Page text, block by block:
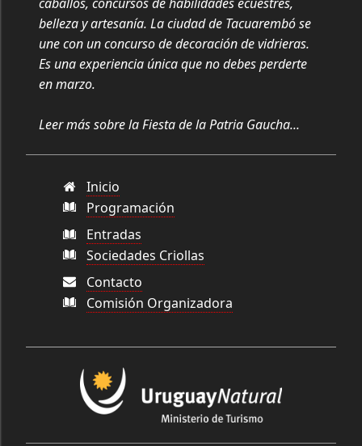
belleza y artesanía. La ciudad de Tacuarembó se
une con un concurso de decoración de vidrieras.
Es una experiencia única que no debes perderte
en marzo.
Leer más sobre la Fiesta de la Patria Gaucha...
Inicio
Programación
Entradas
Sociedades Criollas
Contacto
Comisión Organizadora